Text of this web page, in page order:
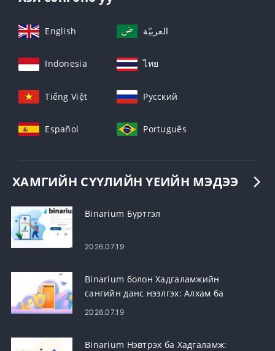
English العربيّة
Indonesia ไทย
Tiếng Việt Русский
Español Português
ХАМГИЙН СҮҮЛИЙН ҮЕИЙН МЭДЭЭ
Binarium Бүртгэл
2026.07.19
Binarium болон Хадгаламжийн
сангийн данс нээлгэх: Алхам ба
шаардлага
2026.07.19
Binarium Нэвтрэх ба Хадгаламж: